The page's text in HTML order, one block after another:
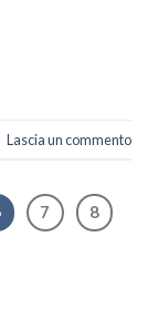
Lascia un commento
7
8